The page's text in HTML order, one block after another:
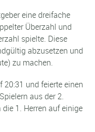
eine dreifache
Überzahl und
spielte. Diese
abzusetzen und
zu machen.
20:31 und feierte einen
aus der 2.
1. Herren auf einige